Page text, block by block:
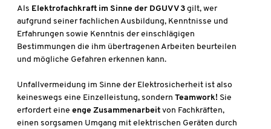
Als Elektrofachkraft im Sinne der DGUV V 3 gilt, wer
aufgrund seiner fachlichen Ausbildung, Kenntnisse und
Erfahrungen sowie Kenntnis der einschlägigen
Bestimmungen die ihm übertragenen Arbeiten beurteilen
und mögliche Gefahren erkennen kann.
Unfallvermeidung im Sinne der Elektrosicherheit ist also
keineswegs eine Einzelleistung, sondern Teamwork! Sie
erfordert eine enge Zusammenarbeit von Fachkräften,
einen sorgsamen Umgang mit elektrischen Geräten durch